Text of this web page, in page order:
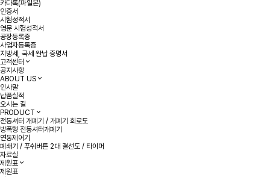
카다록(파일본)
인증서
시험성적서
영문 시험성적서
공장등록증
사업자등록증
지방세, 국세 완납 증명서
고객센터
공지사항
ABOUT US
인사말
납품실적
오시는 길
PRODUCT
전동셔터 개폐기 / 개폐기 회로도
방폭형 전동셔터개폐기
연동제어기
폐쇄기 / 푸쉬버튼 2대 결선도 / 타이머
자료실
제원표
제원표